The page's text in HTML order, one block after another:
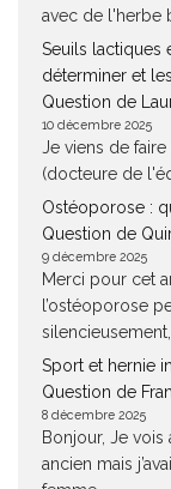
avec de l'herbe
Seuils lactiques
déterminer et
Question de
10 décembre 2025
Je viens de
(docteure de
Ostéoporose :
Question de
9 décembre 2025
Merci pour cet
l’ostéoporose
silencieusement,
Sport et hernie
Question de
8 décembre 2025
Bonjour, Je vois
ancien mais